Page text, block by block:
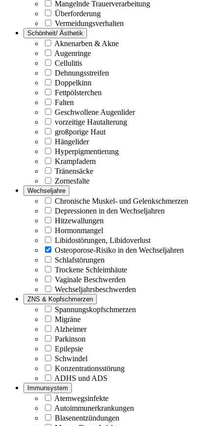
Mangelnde Trauerverarbeitung
Überforderung
Vermeidungsverhalten
Schönheit/ Ästhetik
Aknenarben & Akne
Augenringe
Cellulitis
Dehnungsstreifen
Doppelkinn
Fettpölsterchen
Falten
Geschwollene Augenlider
vorzeitige Hautalterung
großporige Haut
Hängelider
Hyperpigmentierung
Krampfadern
Tränensäcke
Zornesfalte
Wechseljahre
Chronische Muskel- und Gelenkschmerzen
Depressionen in den Wechseljahren
Hitzewallungen
Hormonmangel
Libidostörungen, Libidoverlust
Osteoporose-Risiko in den Wechseljahren
Schlafstörungen
Trockene Schleimhäute
Vaginale Beschwerden
Wechseljahrsbeschwerden
ZNS & Kopfschmerzen
Spannungskopfschmerzen
Migräne
Alzheimer
Parkinson
Epilepsie
Schwindel
Konzentrationsstörung
ADHS und ADS
Immunsystem
Atemwegsinfekte
Autoimmunerkrankungen
Blasenentzündungen